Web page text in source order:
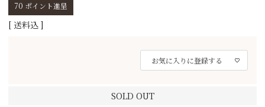
70 ポイント進呈
送料込
お気に入りに登録する
SOLD OUT